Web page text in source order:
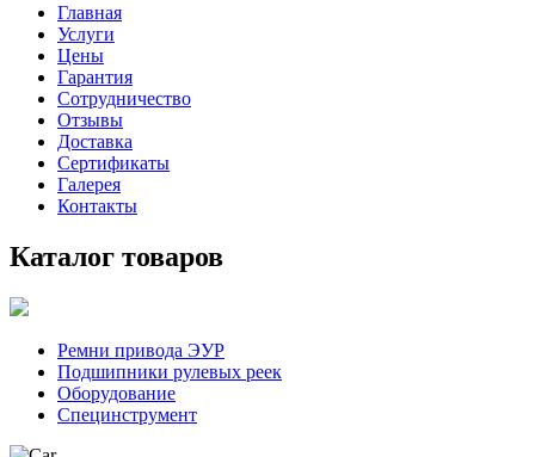
Главная
Услуги
Цены
Гарантия
Сотрудничество
Отзывы
Доставка
Сертификаты
Галерея
Контакты
Каталог товаров
Ремни привода ЭУР
Подшипники рулевых реек
Оборудование
Специнструмент